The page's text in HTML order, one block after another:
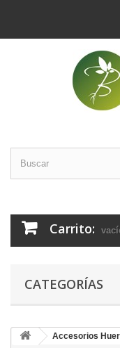
Carrito:
CATEGORÍAS
Accesorios